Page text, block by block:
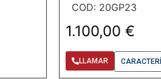
COD: 20GP23
1.100,00€
LLAMAR